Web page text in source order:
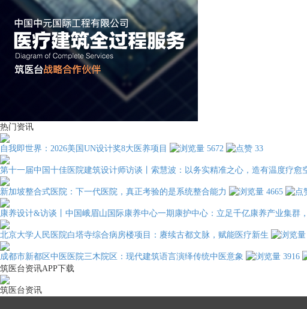
热门资讯
自我即世界：2026美国UN设计奖8大医养项目 5672 33
第十一届中国十佳医院建筑设计师访谈丨索慧波：以务实精准之心，造有温度疗愈
新加坡整合式医院：下一代医院，真正考验的是系统整合能力 4665
康养设计&访谈丨中国峨眉山国际康养中心一期康护中心：立足千亿康养产业集群
北京大学人民医院白塔寺综合病房楼项目：赓续古都文脉，赋能医疗新生
成都市新都区中医医院三木院区：现代建筑语言演绎传统中医意象 3916
筑医台资讯APP下载
筑医台资讯